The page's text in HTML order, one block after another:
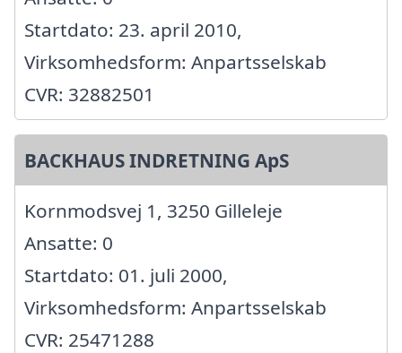
Startdato: 23. april 2010,
Virksomhedsform: Anpartsselskab
CVR: 32882501
BACKHAUS INDRETNING ApS
Kornmodsvej 1, 3250 Gilleleje
Ansatte: 0
Startdato: 01. juli 2000,
Virksomhedsform: Anpartsselskab
CVR: 25471288